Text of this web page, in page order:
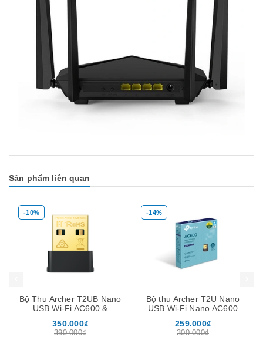
Sản phẩm liên quan
-10%
Bộ Thu Archer T2UB Nano
USB Wi-Fi AC600 &
350.000₫
390.000₫
-14%
Bộ thu Archer T2U Nano
USB Wi-Fi Nano AC600
259.000₫
300.000₫